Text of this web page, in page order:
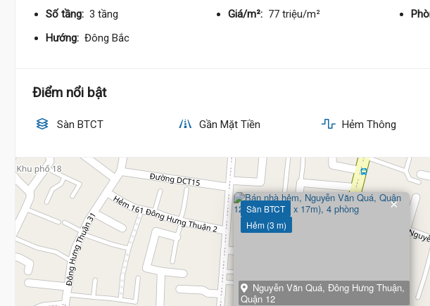
Số tầng: 3 tầng Giá/m²: 77 triệu/m²
Hướng: Đông Bắc
Điểm nổi bật
Sàn BTCT Gần Mặt Tiền Hẻm Thông
Sàn BTCT
Hẻm (3 m)
Nguyễn Văn Quá, Đông Hưng Thuận,
Quận 12
×
6 tỷ
6 tỷ 100